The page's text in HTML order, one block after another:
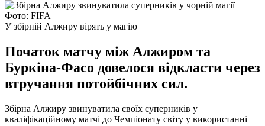
Фото: FIFA
У збірній Алжиру вірять у магію
Початок матчу між Алжиром та
Буркіна-Фасо довелося відкласти через
втручання потойбічних сил.
Збірна Алжиру звинуватила своїх суперників у
кваліфікаційному матчі до Чемпіонату світу у використанні